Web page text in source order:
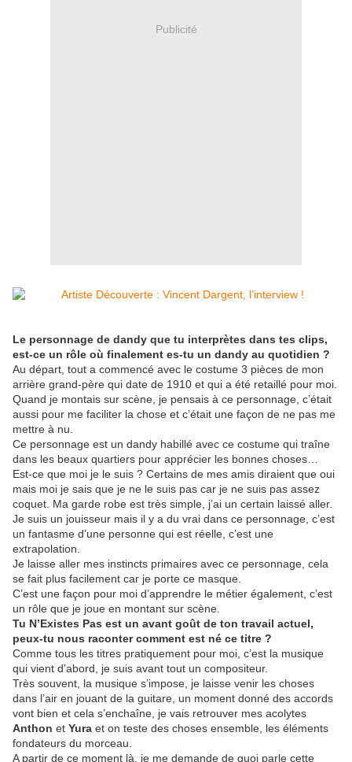
Publicité
Le personnage de dandy que tu interprètes dans tes clips,
est-ce un rôle où finalement es-tu un dandy au quotidien ?
Au départ, tout a commencé avec le costume 3 pièces de mon
arrière grand-père qui date de 1910 et qui a été retaillé pour moi.
Quand je montais sur scène, je pensais à ce personnage, c’était
aussi pour me faciliter la chose et c’était une façon de ne pas me
mettre à nu.
Ce personnage est un dandy habillé avec ce costume qui traîne
dans les beaux quartiers pour apprécier les bonnes choses…
Est-ce que moi je le suis ? Certains de mes amis diraient que oui
mais moi je sais que je ne le suis pas car je ne suis pas assez
coquet. Ma garde robe est très simple, j’ai un certain laissé aller.
Je suis un jouisseur mais il y a du vrai dans ce personnage, c’est
un fantasme d’une personne qui est réelle, c’est une
extrapolation.
Je laisse aller mes instincts primaires avec ce personnage, cela
se fait plus facilement car je porte ce masque.
C’est une façon pour moi d’apprendre le métier également, c’est
un rôle que je joue en montant sur scène.
Tu N’Existes Pas est un avant goût de ton travail actuel,
peux-tu nous raconter comment est né ce titre ?
Comme tous les titres pratiquement pour moi, c’est la musique
qui vient d’abord, je suis avant tout un compositeur.
Très souvent, la musique s’impose, je laisse venir les choses
dans l’air en jouant de la guitare, un moment donné des accords
vont bien et cela s’enchaîne, je vais retrouver mes acolytes
Anthon et Yura et on teste des choses ensemble, les éléments
fondateurs du morceau.
A partir de ce moment là, je me demande de quoi parle cette